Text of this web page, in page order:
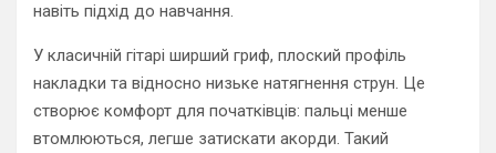
навіть підхід до навчання.
У класичній гітарі ширший гриф, плоский профіль
накладки та відносно низьке натягнення струн. Це
створює комфорт для початківців: пальці менше
втомлюються, легше затискати акорди. Такий